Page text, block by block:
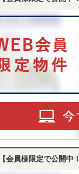
【会員様限定で公開中！